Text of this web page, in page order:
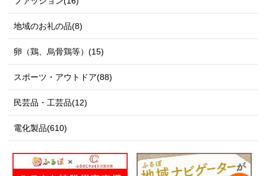
地域のお礼の品(8)
卵（鶏、烏骨鶏等）(15)
スポーツ・アウトドア(88)
民芸品・工芸品(12)
電化製品(610)